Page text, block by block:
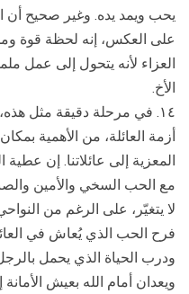
يحب ويمد يده. وغير صحيح أن
على العكس، إنه لحظة قوة
العزاء لأنه يتحول إلى عمل
الأخ.
١٤. في مرحلة دقيقة مثل
أزمة العائلة، من الأهمية
المعزية إلى عائلاتنا. إن
مع الحب السخي والأمين
لا يتغيّر، على الرغم من
ودرب الحياة الذي يحمل
ويعدان أمام الله بعيش